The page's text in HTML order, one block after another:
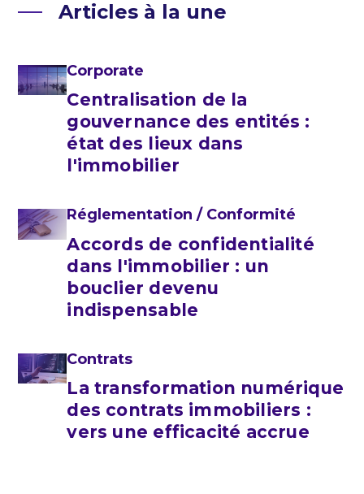
Articles à la une
Corporate
Centralisation de la
gouvernance des entités :
état des lieux dans
l'immobilier
Réglementation / Conformité
Accords de confidentialité
dans l'immobilier : un
bouclier devenu
indispensable
Contrats
La transformation numérique
des contrats immobiliers :
vers une efficacité accrue